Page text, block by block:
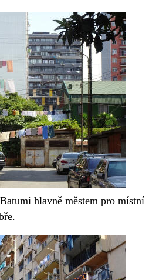
hlavně městem pro místní